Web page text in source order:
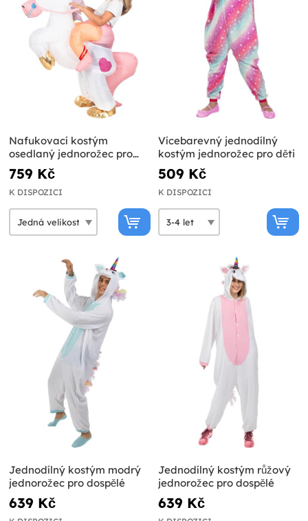
Nafukovací kostým
osedlaný jednorožec pro
děti
759 Kč
K DISPOZICI
Vícebarevný jednodílný
kostým jednorožec pro děti
509 Kč
K DISPOZICI
Jednodílný kostým modrý
jednorožec pro dospělé
639 Kč
Jednodílný kostým růžový
jednorožec pro dospělé
639 Kč